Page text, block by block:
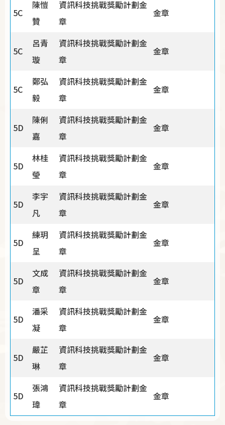
5C
陳愷
贊
資訊科技挑戰獎勵計劃金
章
金章
5C
呂青
璇
資訊科技挑戰獎勵計劃金
章
金章
5C
鄭弘
毅
資訊科技挑戰獎勵計劃金
章
金章
5D
陳俐
嘉
資訊科技挑戰獎勵計劃金
章
金章
5D
林桂
瑩
資訊科技挑戰獎勵計劃金
章
金章
5D
李宇
凡
資訊科技挑戰獎勵計劃金
章
金章
5D
練玥
呈
資訊科技挑戰獎勵計劃金
章
金章
5D
文成
章
資訊科技挑戰獎勵計劃金
章
金章
5D
潘采
凝
資訊科技挑戰獎勵計劃金
章
金章
5D
嚴芷
琳
資訊科技挑戰獎勵計劃金
章
金章
5D
張鴻
瑋
資訊科技挑戰獎勵計劃金
章
金章